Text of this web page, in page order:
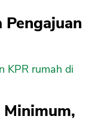
KPR rumah di
Minimum,